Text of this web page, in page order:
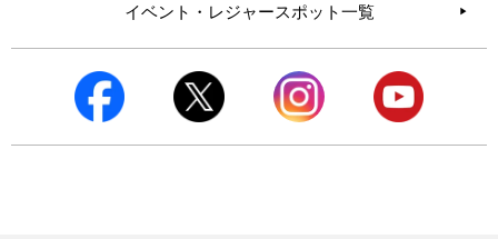
イベント・レジャースポット一覧